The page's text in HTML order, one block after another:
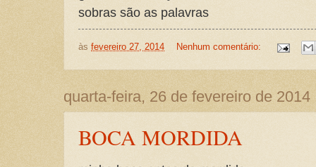
sobras são as palavras
às fevereiro 27, 2014 Nenhum comentário:
quarta-feira, 26 de fevereiro de 2014
BOCA MORDIDA